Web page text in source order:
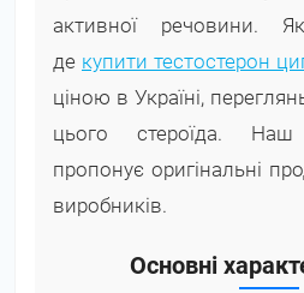
активної речовини.
де купити тестостерон
ціною в Україні,
цього стероїда. Наш
пропонує оригінальні
виробників.
Основні